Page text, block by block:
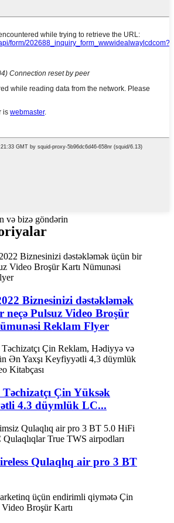
və bizə göndərin
Biznesinizi dəstəkləmək
neçə Pulsuz Video Broşür
Reklam Flyer
Çin Yüksək
4.3 düymlük LC...
Qulaqlıq air pro 3 BT